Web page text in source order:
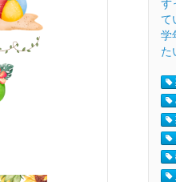
て
学
た